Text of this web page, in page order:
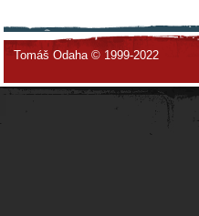
Tomáš Odaha © 1999-2022